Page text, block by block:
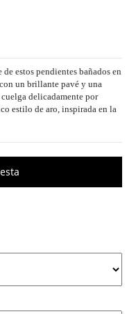
estos pendientes bañados en
un brillante pavé y una
delicadamente por
estilo de aro, inspirada en la